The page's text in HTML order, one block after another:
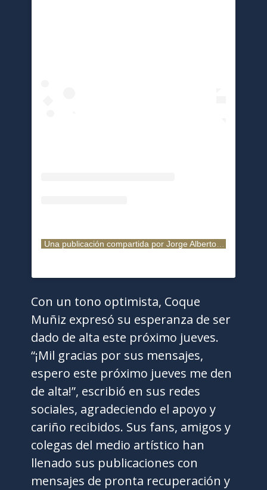
Una publicación compartida por Jorge Alberto Muniz (@coquemuniz)
Con un tono optimista, Coque
Muñiz expresó su esperanza de ser
dado de alta este próximo jueves.
“¡Mil gracias por sus mensajes,
espero este próximo jueves me den
de alta!”, escribió en sus redes
sociales, agradeciendo el apoyo y
cariño recibidos. Sus fans, amigos y
colegas del medio artístico han
llenado sus publicaciones con
mensajes de pronta recuperación y